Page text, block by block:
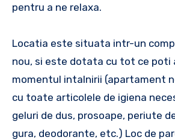
pentru a ne relaxa.
Locatia este situata intr-un
nou, si este dotata cu tot ce poti
momentul intalnirii (apartament
cu toate articolele de igiena
geluri de dus, prosoape, periute
gura, deodorante, etc.) Loc de